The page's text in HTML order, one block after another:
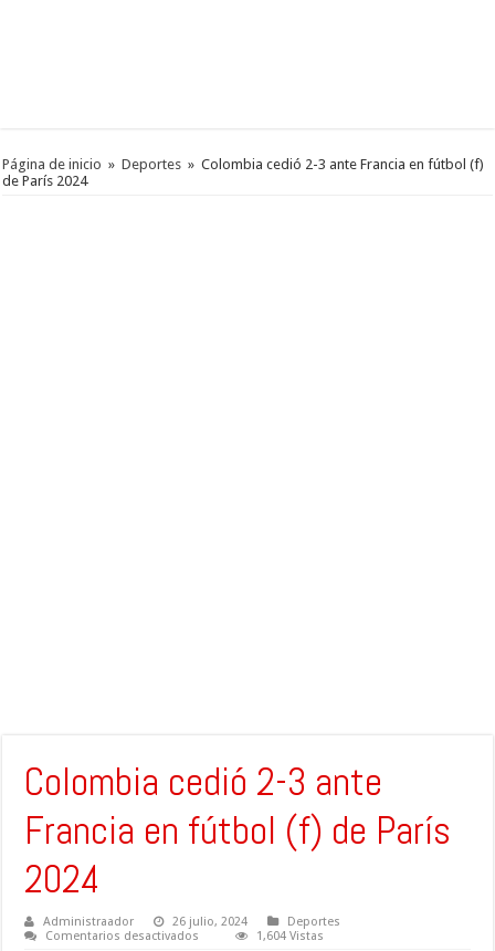
Página de inicio » Deportes » Colombia cedió 2-3 ante Francia en fútbol (f)
de París 2024
Colombia cedió 2-3 ante
Francia en fútbol (f) de París
2024
Administraador 26 julio, 2024
Deportes
Comentarios desactivados
1,604 Vistas